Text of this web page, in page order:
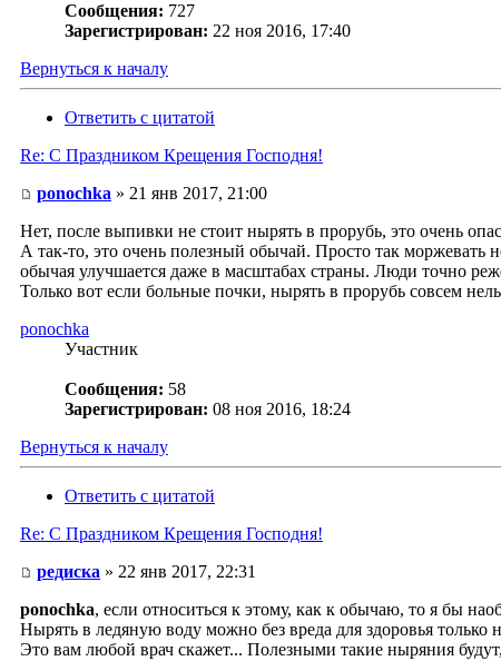
Сообщения: 727
Зарегистрирован: 22 ноя 2016, 17:40
Вернуться к началу
Ответить с цитатой
Re: С Праздником Крещения Господня!
ponochka » 21 янв 2017, 21:00
Нет, после выпивки не стоит нырять в прорубь, это очень
А так-то, это очень полезный обычай. Просто так моржевать
обычая улучшается даже в масштабах страны. Люди точно
Только вот если больные почки, нырять в прорубь совсем
ponochka
Участник
Сообщения: 58
Зарегистрирован: 08 ноя 2016, 18:24
Вернуться к началу
Ответить с цитатой
Re: С Праздником Крещения Господня!
редиска » 22 янв 2017, 22:31
ponochka, если относиться к этому, как к обычаю, то я бы
Нырять в ледяную воду можно без вреда для здоровья только
Это вам любой врач скажет... Полезными такие ныряния